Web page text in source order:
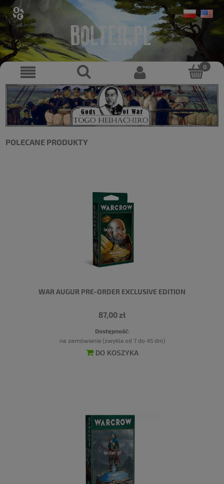
POLECANE PRODUKTY
WAR AUGUR PRE-ORDER EXCLUSIVE EDITION
87,00 zł
Dostępność:
na zamówienie (zwykle od 7 do 45 dni)
DO KOSZYKA